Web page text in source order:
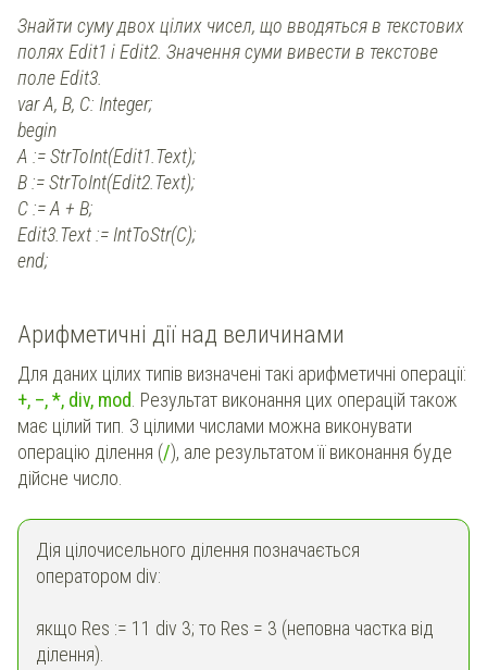
Знайти суму двох цілих чисел, що вводяться в текстових
полях Edit1 і Edit2. Значення суми вивести в текстове
поле Edit3.
var A, B, C: Integer;
begin
А := StrToInt(Edit1.Text);
B := StrToInt(Edit2.Text);
C := A + B;
Edit3.Text := IntToStr(C);
end;
Арифметичні дії над величинами
Для даних цілих типів визначені такі арифметичні операції:
+, –, *, div, mod . Результат виконання цих операцій також
має цілий тип. З цілими числами можна виконувати
операцію ділення (/), але результатом її виконання буде
дійсне число.
Дія цілочисельного ділення позначається
оператором div:
якщо Res := 11 div 3; то Res = 3 (неповна частка від
ділення).